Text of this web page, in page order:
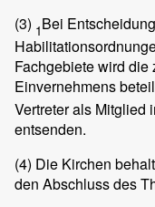
(3) 1Bei
Fachgebiete wird
Einvernehmens
Vertreter als Mitglied
entsenden.
(4) Die Kirchen
den Abschluss des